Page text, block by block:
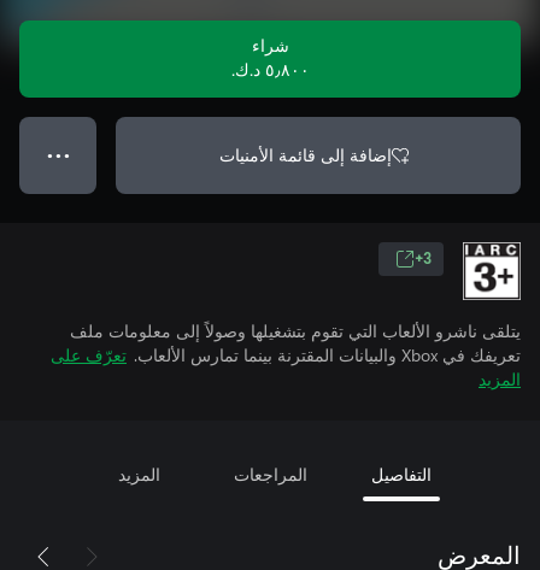
شراء
٥٫٨٠٠ د.ك.‏
إضافة إلى قائمة الأمنيات ● ● ●
3+
يتلقى ناشرو الألعاب التي تقوم بتشغيلها وصولاً إلى معلومات ملف
تعريفك في Xbox والبيانات المقترنة بينما تمارس الألعاب.
تعرّف على
المزيد
التفاصيل المراجعات المزيد
المعرض